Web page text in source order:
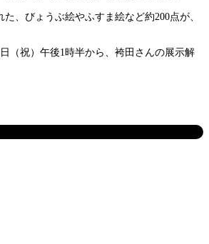
、びょうぶ絵やふすま絵など約200点が、
（祝）午後1時半から、袴田さんの展示解